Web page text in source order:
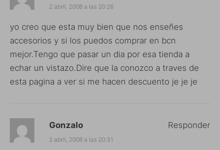
2 abril, 2008 a las 20:26
yo creo que esta muy bien que nos enseñes
accesorios y si los puedos comprar en bcn
mejor.Tengo que pasar un dia por esa tienda a
echar un vistazo.Dire que la conozco a traves de
esta pagina a ver si me hacen descuento je je je
Gonzalo
2 abril, 2008 a las 20:31
Responder